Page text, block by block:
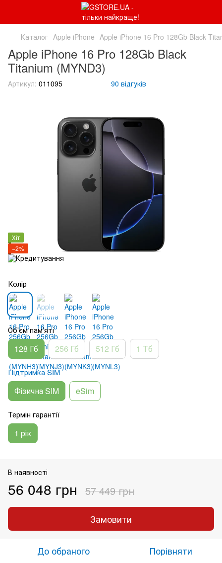
Каталог Apple iPhone Apple iPhone 16 Pro 128Gb Black
Apple iPhone 16 Pro 128Gb Black
Titanium (MYND3)
Артикул: 011095 90 відгуків
Хіт
−2%
Колір
Об'єм пам'яті
128 Гб 256 Гб 512 Гб 1 Тб
Підтримка SIM
Фізична SIM eSim
Термін гарантії
1 рік
В наявності
56 048 грн 57 449 грн
Замовити
До обраного Порівняти